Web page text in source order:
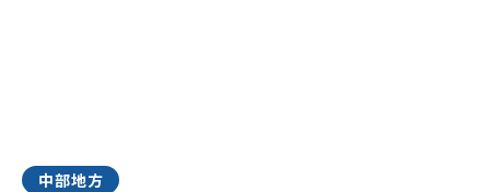
中部地方